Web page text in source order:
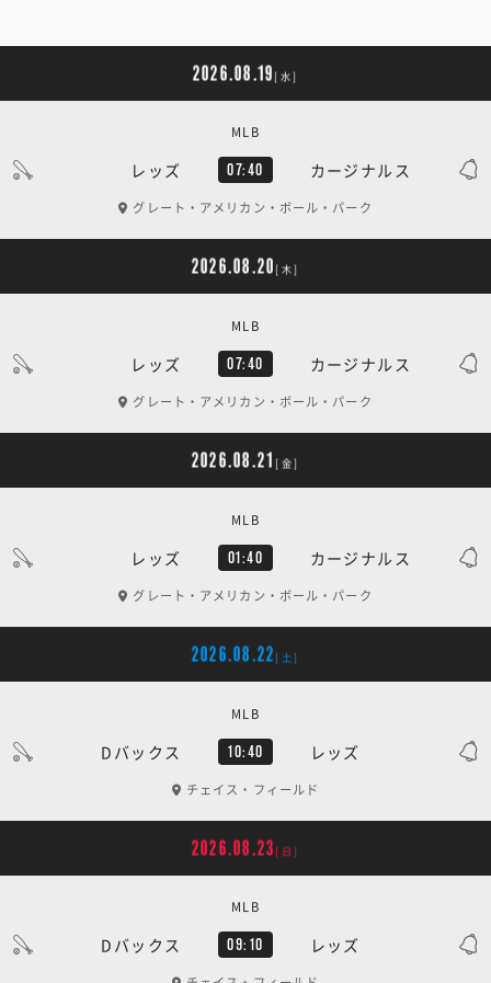
2026.08.19 [水]
レッズ 07:40 カージナルス
MLB
グレート・アメリカン・ボール・パーク
2026.08.20 [木]
レッズ 07:40 カージナルス
MLB
グレート・アメリカン・ボール・パーク
2026.08.21 [金]
レッズ 01:40 カージナルス
MLB
グレート・アメリカン・ボール・パーク
2026.08.22 [土]
Dバックス 10:40 レッズ
MLB
チェイス・フィールド
2026.08.23 [日]
Dバックス 09:10 レッズ
MLB